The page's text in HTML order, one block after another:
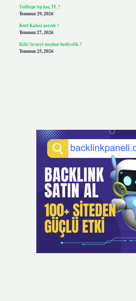
Yeditepe tıp kaç TL ?
Temmuz 29, 2026
Kurt Kalesi nerede ?
Temmuz 27, 2026
Kilis’in neyi meşhur hediyelik ?
Temmuz 25, 2026